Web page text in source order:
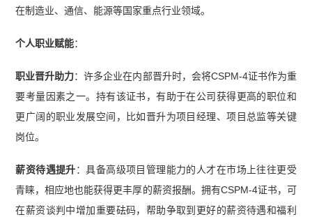
在制造业、通信、能源等国家重点行业领域。
个人职业赋能：
职业晋升助力：许多企业在内部晋升时，会将CSPM-4证书作为重
要考量因素之一。持有该证书，有助于在公司获得更高的职位和
更广阔的职业发展空间，比如晋升为项目经理、项目总监等关键
岗位。
薪资待遇提升：具备高级项目管理能力的人才在市场上往往更受
青睐，相应地也能获得更丰厚的薪资报酬。拥有CSPM-4证书，可
在薪资谈判中增加重要砝码，帮助争取到更好的薪资待遇和福利